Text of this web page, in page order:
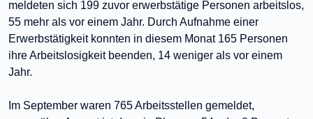
meldeten sich 199 zuvor erwerbstätige Personen arbeitslos,
55 mehr als vor einem Jahr. Durch Aufnahme einer
Erwerbstätigkeit konnten in diesem Monat 165 Personen
ihre Arbeitslosigkeit beenden, 14 weniger als vor einem
Jahr.
Im September waren 765 Arbeitsstellen gemeldet,